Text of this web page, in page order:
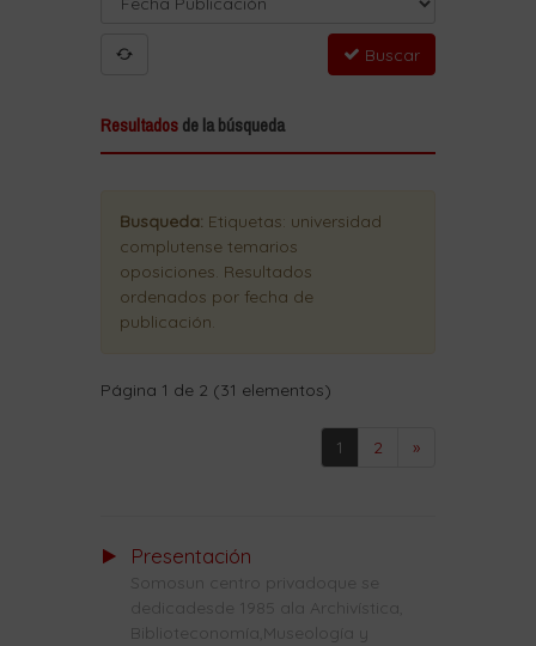
Buscar
Resultadosde la búsqueda
Busqueda: Etiquetas: universidad
complutense temarios
oposiciones. Resultados
ordenados por fecha de
publicación.
Página 1 de 2 (31 elementos)
1 2 »
Presentación
Somosun centro privadoque se
dedicadesde 1985 ala Archivística,
Biblioteconomía,Museología y